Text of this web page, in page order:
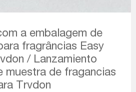
a embalagem de
fragrâncias Easy
/ Lanzamiento
muestra de fragancias
Trvdon